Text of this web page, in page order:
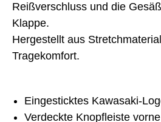
Reißverschluss und die
Klappe.
Hergestellt aus
Tragekomfort.
Eingesticktes Kawasaki-
Verdeckte Knopfleiste vorne